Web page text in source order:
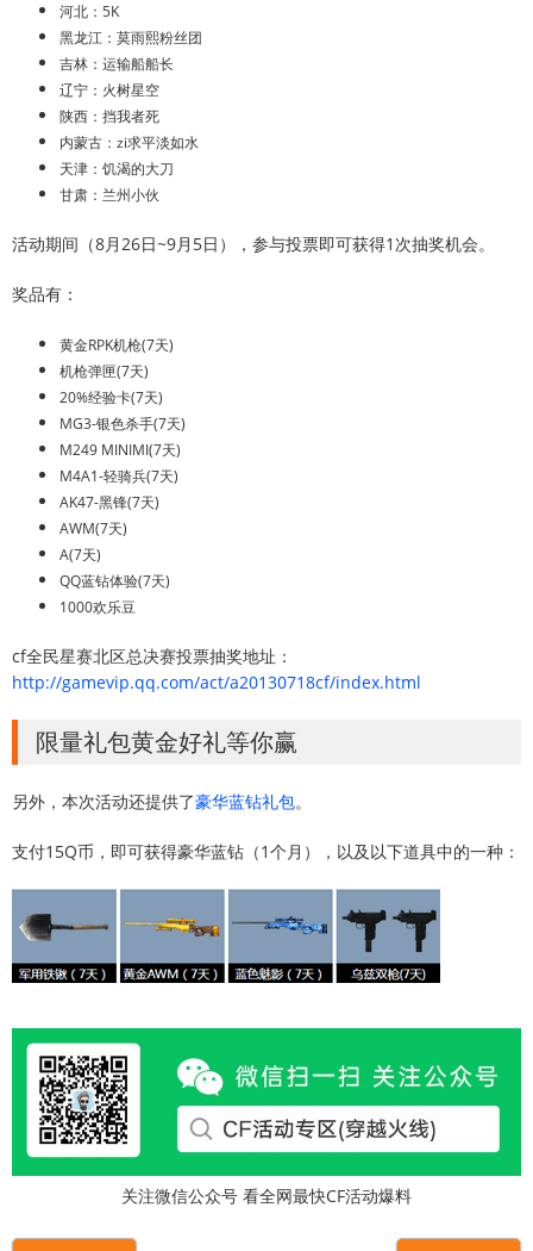
河北：5K
黑龙江：莫雨熙粉丝团
吉林：运输船船长
辽宁：火树星空
陕西：挡我者死
内蒙古：zi求平淡如水
天津：饥渴的大刀
甘肃：兰州小伙
活动期间（8月26日~9月5日），参与投票即可获得1次抽奖机会。
奖品有：
黄金RPK机枪(7天)
机枪弹匣(7天)
20%经验卡(7天)
MG3-银色杀手(7天)
M249 MINIMI(7天)
M4A1-轻骑兵(7天)
AK47-黑锋(7天)
AWM(7天)
A(7天)
QQ蓝钻体验(7天)
1000欢乐豆
cf全民星赛北区总决赛投票抽奖地址：
http://gamevip.qq.com/act/a20130718cf/index.html
限量礼包黄金好礼等你赢
另外，本次活动还提供了豪华蓝钻礼包。
支付15Q币，即可获得豪华蓝钻（1个月），以及以下道具中的一种：
关注微信公众号 看全网最快CF活动爆料